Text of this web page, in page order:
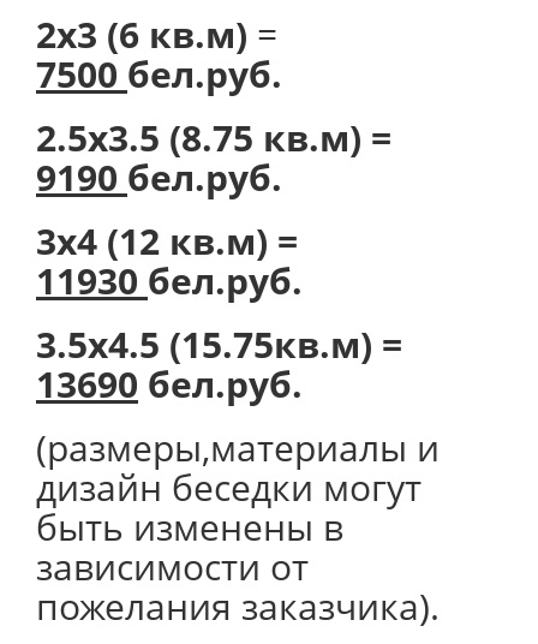
2х3 (6 кв.м) =
7500 бел.руб.
2.5х3.5 (8.75 кв.м) =
9190 бел.руб.
3х4 (12 кв.м) =
11930 бел.руб.
3.5х4.5 (15.75кв.м) =
13690 бел.руб.
(размеры,материалы и
дизайн беседки могут
быть изменены в
зависимости от
пожелания заказчика).